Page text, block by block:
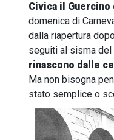
Civica il Guercino
domenica di
dalla riapertura
seguiti al sisma del
rinascono dalle
Ma non bisogna
stato semplice o